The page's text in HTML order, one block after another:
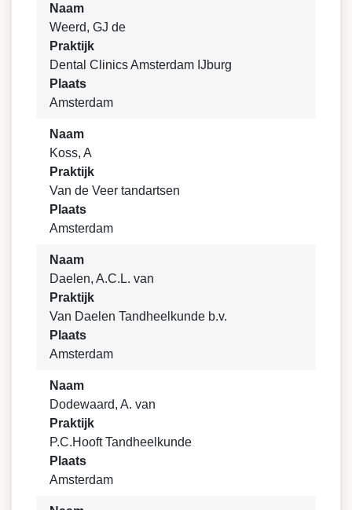
Naam
Weerd, GJ de
Praktijk
Dental Clinics Amsterdam IJburg
Plaats
Amsterdam
Naam
Koss, A
Praktijk
Van de Veer tandartsen
Plaats
Amsterdam
Naam
Daelen, A.C.L. van
Praktijk
Van Daelen Tandheelkunde b.v.
Plaats
Amsterdam
Naam
Dodewaard, A. van
Praktijk
P.C.Hooft Tandheelkunde
Plaats
Amsterdam